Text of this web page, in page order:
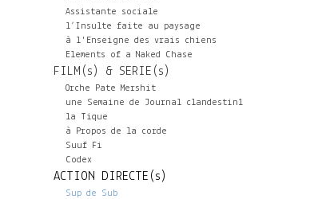
Assistante sociale
l’Insulte faite au paysage
à l'Enseigne des vrais chiens
Elements of a Naked Chase
FILM(s) & SERIE(s)
Orche Pate Mershit
une Semaine de Journal clandestin1
la Tique
à Propos de la corde
Suuf Fi
Codex
ACTION DIRECTE(s)
Sup de Sub